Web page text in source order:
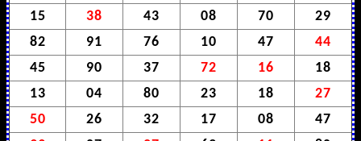
15
38 43 08 70
29
82
91 76 10 47
44
45
90 37 72 16
18
13
04 80 23 18
27
50
26 32 17 08
47